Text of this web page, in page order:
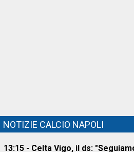
NOTIZIE CALCIO NAPOLI
13:15 - Celta Vigo, il ds: